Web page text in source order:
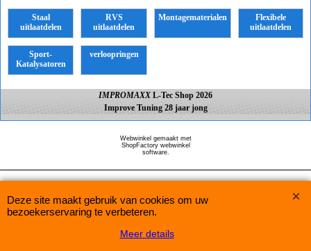
Staal
uitlaatdelen
RVS
uitlaatdelen
Montagematerialen
Flexibele
uitlaatdelen
Sport-
Katalysatoren
verloopringen
IMPROMAXX L-Tec Shop 2026
Improve Tuning 28 jaar jong
Webwinkel gemaakt met
ShopFactory webwinkel
software.
Deze site maakt gebruik van cookies om uw
bezoekerservaring te verbeteren.
Meer details